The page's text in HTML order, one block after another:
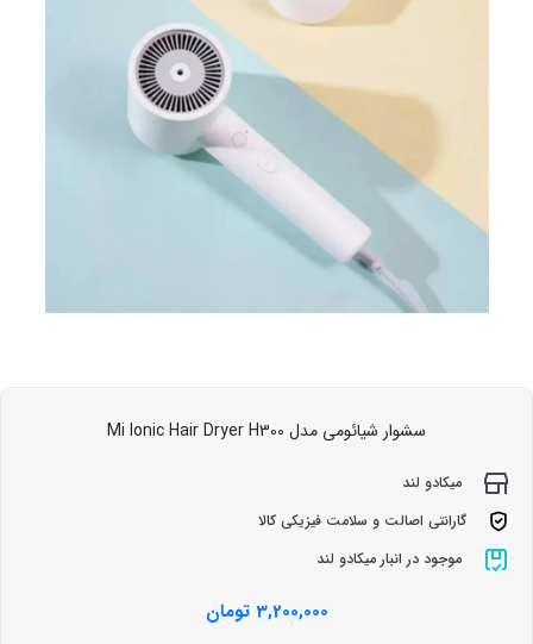
سشوار شیائومی مدل Mi Ionic Hair Dryer H300
میکادو لند
گارانتی اصالت و سلامت فیزیکی کالا
موجود در انبار میکادو لند
3,200,000 تومان